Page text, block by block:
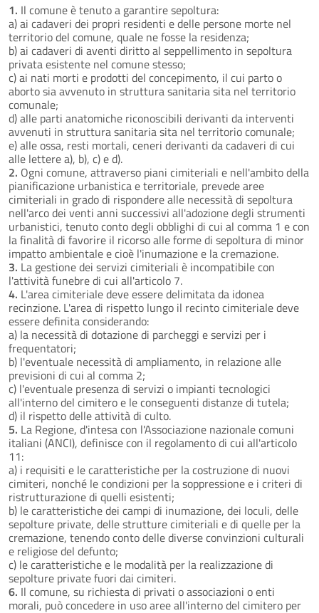
1. Il comune è tenuto a garantire sepoltura:
a) ai cadaveri dei propri residenti e delle persone morte nel
territorio del comune, quale ne fosse la residenza;
b) ai cadaveri di aventi diritto al seppellimento in sepoltura
privata esistente nel comune stesso;
c) ai nati morti e prodotti del concepimento, il cui parto o
aborto sia avvenuto in struttura sanitaria sita nel territorio
comunale;
d) alle parti anatomiche riconoscibili derivanti da interventi
avvenuti in struttura sanitaria sita nel territorio comunale;
e) alle ossa, resti mortali, ceneri derivanti da cadaveri di cui
alle lettere a), b), c) e d).
2. Ogni comune, attraverso piani cimiteriali e nell'ambito della
pianificazione urbanistica e territoriale, prevede aree
cimiteriali in grado di rispondere alle necessità di sepoltura
nell'arco dei venti anni successivi all'adozione degli strumenti
urbanistici, tenuto conto degli obblighi di cui al comma 1 e con
la finalità di favorire il ricorso alle forme di sepoltura di minor
impatto ambientale e cioè l'inumazione e la cremazione.
3. La gestione dei servizi cimiteriali è incompatibile con
l'attività funebre di cui all'articolo 7.
4. L'area cimiteriale deve essere delimitata da idonea
recinzione. L'area di rispetto lungo il recinto cimiteriale deve
essere definita considerando:
a) la necessità di dotazione di parcheggi e servizi per i
frequentatori;
b) l'eventuale necessità di ampliamento, in relazione alle
previsioni di cui al comma 2;
c) l'eventuale presenza di servizi o impianti tecnologici
all'interno del cimitero e le conseguenti distanze di tutela;
d) il rispetto delle attività di culto.
5. La Regione, d'intesa con l'Associazione nazionale comuni
italiani (ANCI), definisce con il regolamento di cui all'articolo
11:
a) i requisiti e le caratteristiche per la costruzione di nuovi
cimiteri, nonché le condizioni per la soppressione e i criteri di
ristrutturazione di quelli esistenti;
b) le caratteristiche dei campi di inumazione, dei loculi, delle
sepolture private, delle strutture cimiteriali e di quelle per la
cremazione, tenendo conto delle diverse convinzioni culturali
e religiose del defunto;
c) le caratteristiche e le modalità per la realizzazione di
sepolture private fuori dai cimiteri.
6. Il comune, su richiesta di privati o associazioni o enti
morali, può concedere in uso aree all'interno del cimitero per